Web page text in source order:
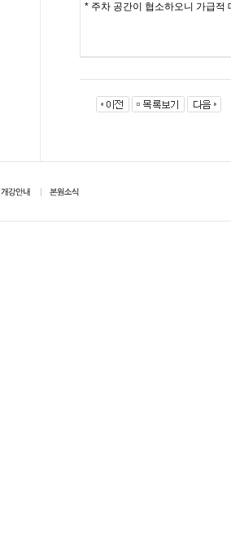
* 주차 공간이 협소하오니 가급적